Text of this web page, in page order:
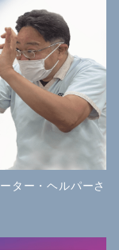
ター・ヘルパーさ